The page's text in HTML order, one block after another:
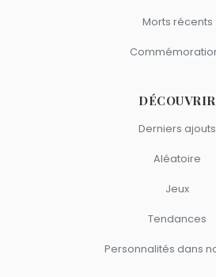
Morts récents
DÉCOUVRIR
Derniers ajouts
Aléatoire
Jeux
Tendances
Personnalités dans